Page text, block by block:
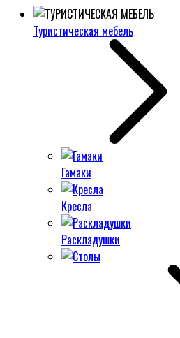
Туристическая мебель
Гамаки
Кресла
Раскладушки